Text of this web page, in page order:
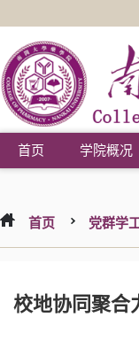
首页 学院概况
首页 党群学
校地协同聚